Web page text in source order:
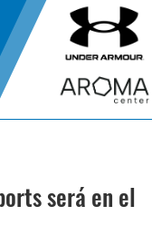
será en el